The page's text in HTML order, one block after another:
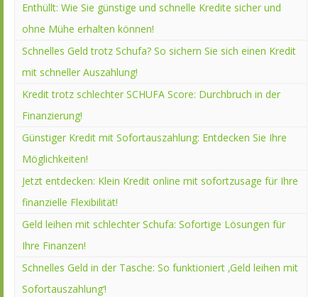
Enthüllt: Wie Sie günstige und schnelle Kredite sicher und
ohne Mühe erhalten können!
Schnelles Geld trotz Schufa? So sichern Sie sich einen Kredit
mit schneller Auszahlung!
Kredit trotz schlechter SCHUFA Score: Durchbruch in der
Finanzierung!
Günstiger Kredit mit Sofortauszahlung: Entdecken Sie Ihre
Möglichkeiten!
Jetzt entdecken: Klein Kredit online mit sofortzusage für Ihre
finanzielle Flexibilität!
Geld leihen mit schlechter Schufa: Sofortige Lösungen für
Ihre Finanzen!
Schnelles Geld in der Tasche: So funktioniert ‚Geld leihen mit
Sofortauszahlung‘!